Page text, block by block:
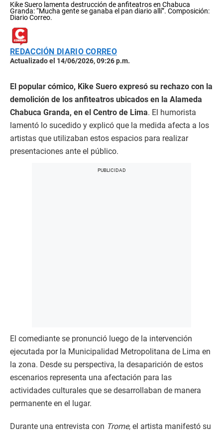
Kike Suero lamenta destrucción de anfiteatros en Chabuca
Granda: “Mucha gente se ganaba el pan diario allí”. Composición:
Diario Correo.
REDACCIÓN DIARIO CORREO
Actualizado el 14/06/2026, 09:26 p.m.
El popular cómico, Kike Suero expresó su rechazo con la
demolición de los anfiteatros ubicados en la Alameda
Chabuca Granda, en el Centro de Lima. El humorista
lamentó lo sucedido y explicó que la medida afecta a los
artistas que utilizaban estos espacios para realizar
presentaciones ante el público.
El comediante se pronunció luego de la intervención
ejecutada por la Municipalidad Metropolitana de Lima en
la zona. Desde su perspectiva, la desaparición de estos
escenarios representa una afectación para las
actividades culturales que se desarrollaban de manera
permanente en el lugar.
Durante una entrevista con Trome, el artista manifestó su